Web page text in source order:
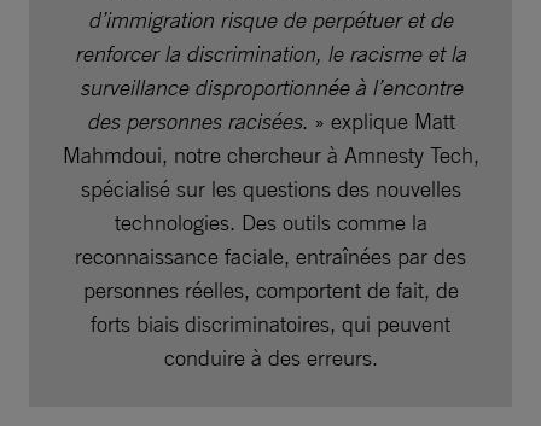
d’immigration risque de perpétuer et de
renforcer la discrimination, le racisme et la
surveillance disproportionnée à l’encontre
des personnes racisées. » explique Matt
Mahmdoui, notre chercheur à Amnesty Tech,
spécialisé sur les questions des nouvelles
technologies. Des outils comme la
reconnaissance faciale, entraînées par des
personnes réelles, comportent de fait, de
forts biais discriminatoires, qui peuvent
conduire à des erreurs.